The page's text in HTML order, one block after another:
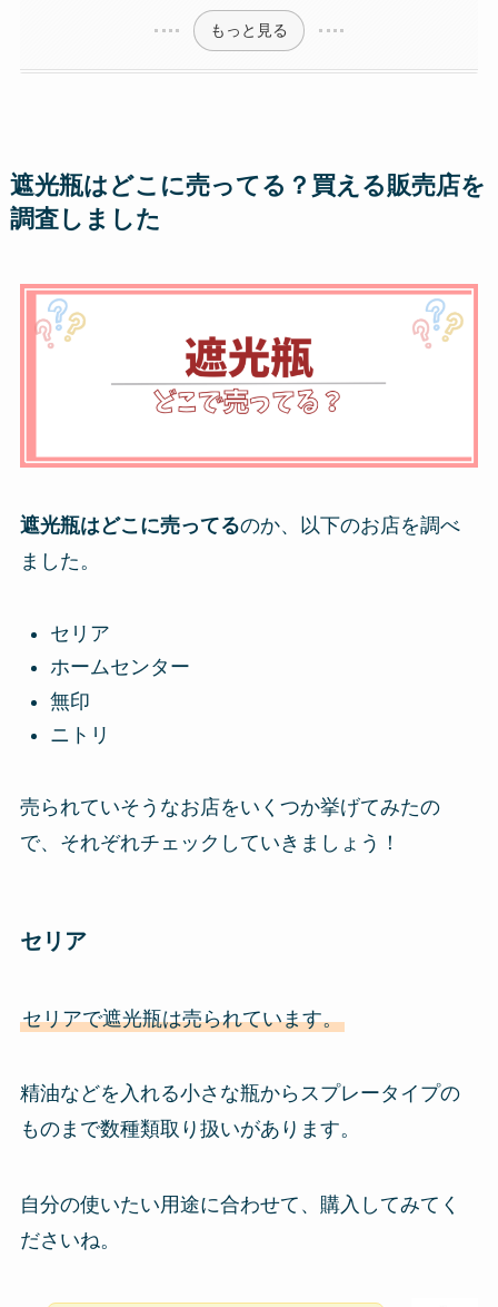
もっと見る
遮光瓶はどこに売ってる？買える販売店を
調査しました
遮光瓶はどこに売ってるのか、以下のお店を調べ
ました。
セリア
ホームセンター
無印
ニトリ
売られていそうなお店をいくつか挙げてみたの
で、それぞれチェックしていきましょう！
セリア
セリアで遮光瓶は売られています。
精油などを入れる小さな瓶からスプレータイプの
ものまで数種類取り扱いがあります。
自分の使いたい用途に合わせて、購入してみてく
ださいね。